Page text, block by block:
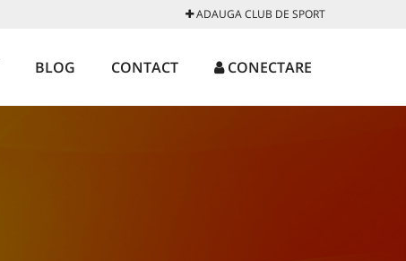
ADAUGA CLUB DE SPORT
BLOG CONTACT CONECTARE